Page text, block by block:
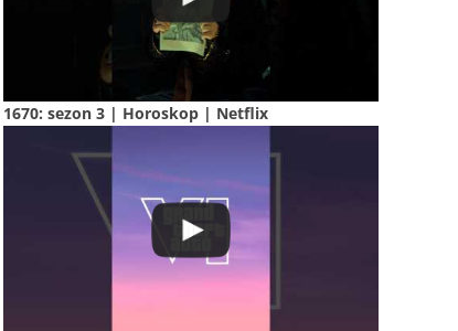
1670: sezon 3 | Horoskop | Netflix